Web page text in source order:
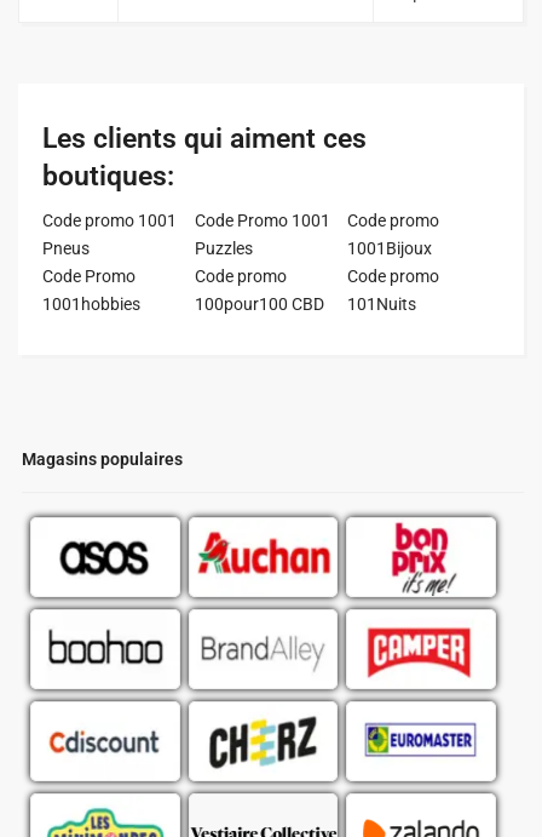
Magasins populaires
Les clients qui aiment ces
boutiques:
Code promo 1001
Pneus
Code Promo 1001
Puzzles
Code promo
1001Bijoux
Code Promo
1001hobbies
Code promo
100pour100 CBD
Code promo
101Nuits